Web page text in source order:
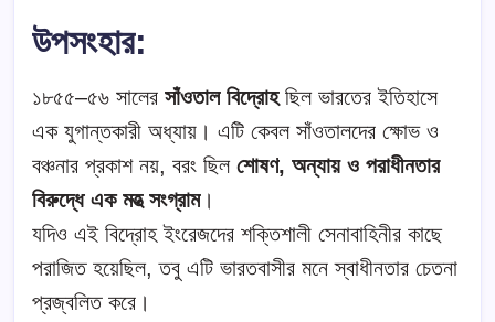
উপসংহার:
১৮৫৫–৫৬ সালের সাঁওতাল বিদ্রোহছিল ভারতের ইতিহাসে
এক যুগান্তকারী অধ্যায়। এটি কেবল সাঁওতালদের ক্ষোভ ও
বঞ্চনার প্রকাশ নয়, বরং ছিল শোষণ, অন্যায় ও পরাধীনতার
বিরুদ্ধে এক মহত্‍ সংগ্রাম।
যদিও এই বিদ্রোহ ইংরেজদের শক্তিশালী সেনাবাহিনীর কাছে
পরাজিত হয়েছিল, তবু এটি ভারতবাসীর মনে স্বাধীনতার চেতনা
প্রজ্বলিত করে।